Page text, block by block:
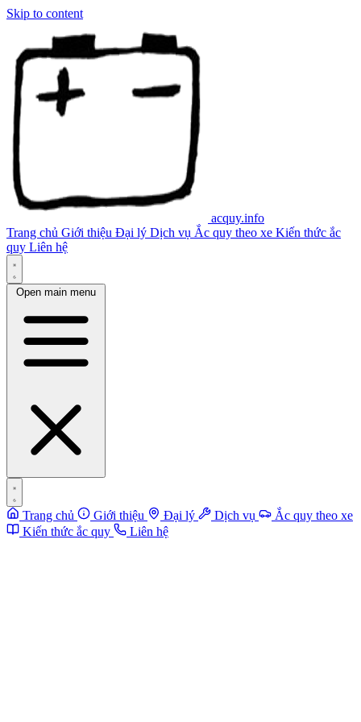
Skip to content
acquy.info
Trang chủ Giới thiệu Đại lý Dịch vụ Ắc quy theo xe Kiến thức ắc
quy Liên hệ
Open main menu
Trang chủ Giới thiệu Đại lý Dịch vụ
Ắc quy theo xe
Kiến thức ắc quy
Liên hệ